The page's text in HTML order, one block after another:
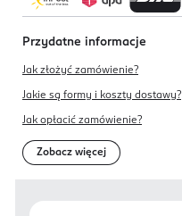
Przydatne informacje
Jak złożyć zamówienie?
Jakie są formy i koszty dostawy?
Jak opłacić zamówienie?
Zobacz więcej